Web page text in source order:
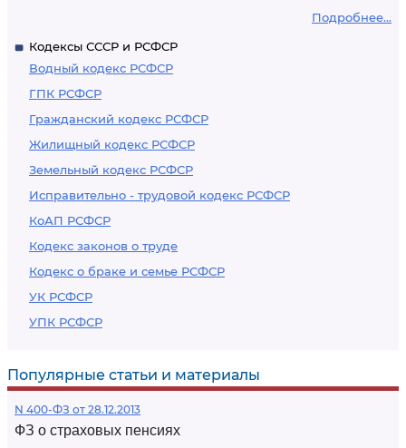
Подробнее...
Кодексы СССР и РСФСР
Водный кодекс РСФСР
ГПК РСФСР
Гражданский кодекс РСФСР
Жилищный кодекс РСФСР
Земельный кодекс РСФСР
Исправительно - трудовой кодекс РСФСР
КоАП РСФСР
Кодекс законов о труде
Кодекс о браке и семье РСФСР
УК РСФСР
УПК РСФСР
Популярные статьи и материалы
N 400-ФЗ от 28.12.2013
ФЗ о страховых пенсиях